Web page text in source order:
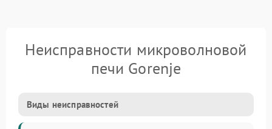
Неисправности микроволновой
печи Gorenje
Виды неисправностей